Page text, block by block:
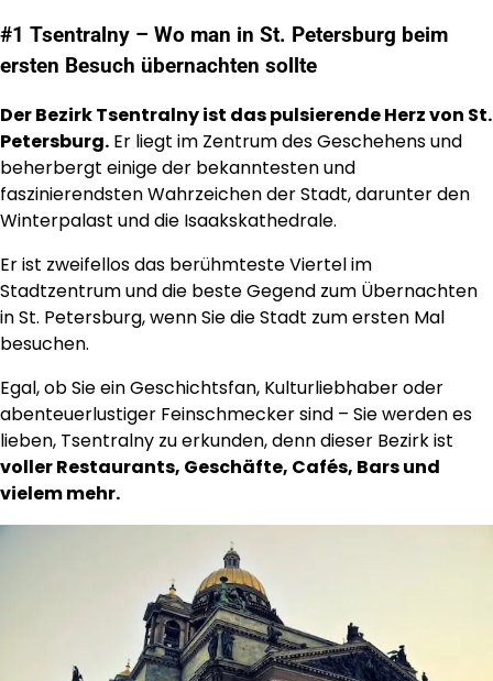
#1 Tsentralny – Wo man in St. Petersburg beim
ersten Besuch übernachten sollte
Der Bezirk Tsentralny ist das pulsierende Herz von St.
Petersburg. Er liegt im Zentrum des Geschehens und
beherbergt einige der bekanntesten und
faszinierendsten Wahrzeichen der Stadt, darunter den
Winterpalast und die Isaakskathedrale.
Er ist zweifellos das berühmteste Viertel im
Stadtzentrum und die beste Gegend zum Übernachten
in St. Petersburg, wenn Sie die Stadt zum ersten Mal
besuchen.
Egal, ob Sie ein Geschichtsfan, Kulturliebhaber oder
abenteuerlustiger Feinschmecker sind – Sie werden es
lieben, Tsentralny zu erkunden, denn dieser Bezirk ist
voller Restaurants, Geschäfte, Cafés, Bars und
vielem mehr.